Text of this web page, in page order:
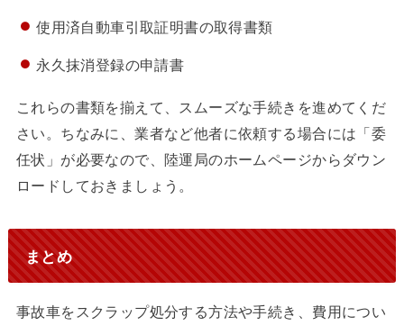
使用済自動車引取証明書の取得書類
永久抹消登録の申請書
これらの書類を揃えて、スムーズな手続きを進めてくだ
さい。ちなみに、業者など他者に依頼する場合には「委
任状」が必要なので、陸運局のホームページからダウン
ロードしておきましょう。
まとめ
事故車をスクラップ処分する方法や手続き、費用につい